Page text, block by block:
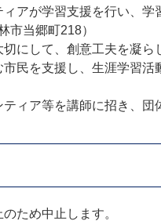
アが学習支援を行い、学
市当郷町218）
にして、創意工夫を凝ら
民を支援し、生涯学習
ィア等を講師に招き、団
ため中止します。